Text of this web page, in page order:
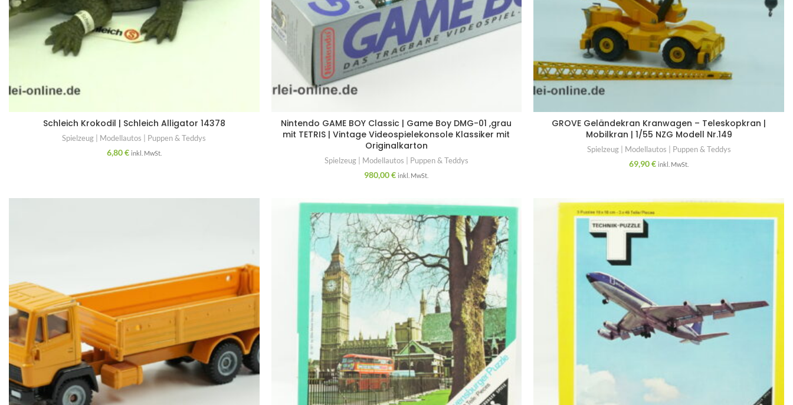
Schleich Krokodil | Schleich Alligator 14378
Spielzeug | Modellautos | Puppen & Teddys
6,80€ inkl. MwSt.
Nintendo GAME BOY Classic | Game Boy DMG-01 ,grau
mit TETRIS | Vintage Videospielekonsole Klassiker mit
Originalkarton
Spielzeug | Modellautos | Puppen & Teddys
980,00€ inkl. MwSt.
GROVE Geländekran Kranwagen – Teleskopkran |
Mobilkran | 1/55 NZG Modell Nr.149
Spielzeug | Modellautos | Puppen & Teddys
69,90€ inkl. MwSt.